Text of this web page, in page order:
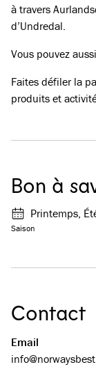
à travers
d’Undredal.
Vous pouvez
Faites défiler la
produits et
Bon à
Saison
Printemps,
Contact
Email